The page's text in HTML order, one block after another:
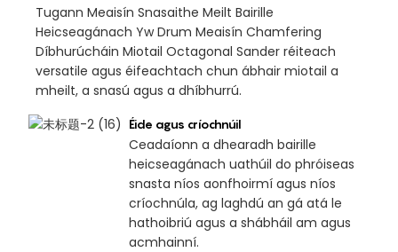
Tugann Meaisín Snasaithe Meilt Bairille
Heicseagánach Yw Drum Meaisín Chamfering
Díbhurúcháin Miotail Octagonal Sander réiteach
versatile agus éifeachtach chun ábhair miotail a
mheilt, a snasú agus a dhíbhurrú.
Éide agus críochnúil
Ceadaíonn a dhearadh bairille
heicseagánach uathúil do phróiseas
snasta níos aonfhoirmí agus níos
críochnúla, ag laghdú an gá atá le
hathoibriú agus a shábháil am agus
acmhainní.